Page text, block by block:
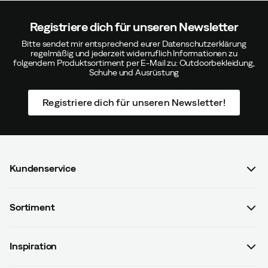
Registriere dich für unseren Newsletter
Bitte sendet mir entsprechend eurer Datenschutzerklärung
regelmäßig und jederzeit widerruflich Informationen zu
folgendem Produktsortiment per E-Mail zu: Outdoorbekleidung,
Schuhe und Ausrüstung
Registriere dich für unseren Newsletter!
Kundenservice
Kontaktiere uns
Sortiment
Herren
Inspiration